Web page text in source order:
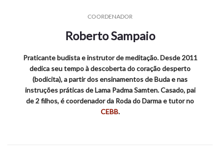
COORDENADOR
Roberto Sampaio
Praticante budista e instrutor de meditação. Desde 2011
dedica seu tempo à descoberta do coração desperto
(bodicita), a partir dos ensinamentos de Buda e nas
instruções práticas de Lama Padma Samten. Casado, pai
de 2 filhos, é coordenador da Roda do Darma e tutor no
CEBB.